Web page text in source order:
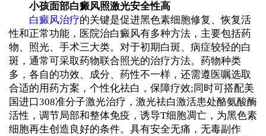
小孩面部白癜风照激光安全性高
白癜风治疗的关键是促进黑色素细胞修复、恢复活
性和正常功能，医院治白癜风有多种方法，主要包括药
物、照光、手术三大类。对于初期白斑、病症较轻的白
斑，通常可采取药物联合照光的治疗方法。药物种类
多，各自的功效、成分、药性不一样，还需遵医嘱选取
合适的用药方案，个性化祛白，保障疗效;同时可搭配美
国进口308准分子激光治疗，激光祛白激活患处酪氨酸酶
活性，调节局部和整体免疫，诱导T细胞凋亡，为黑色素
细胞再生创造良好的条件。具有安全无痛，无毒副作